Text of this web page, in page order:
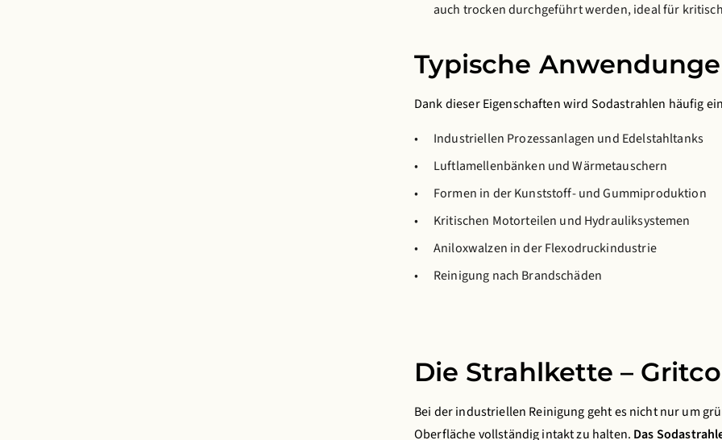
auch trocken durchgeführt werden, ideal für
Typische
Dank dieser Eigenschaften wird Sodastrahlen häufig
Industriellen Prozessanlagen und Edelstahltanks
Luftlamellenbänken und Wärmetauschern
Formen in der Kunststoff- und Gummiproduktion
Kritischen Motorteilen und Hydrauliksystemen
Aniloxwalzen in der Flexodruckindustrie
Reinigung nach Brandschäden
Die Strahlkette –
Bei der industriellen Reinigung geht es nicht nur um
Oberfläche vollständig intakt zu halten. Das